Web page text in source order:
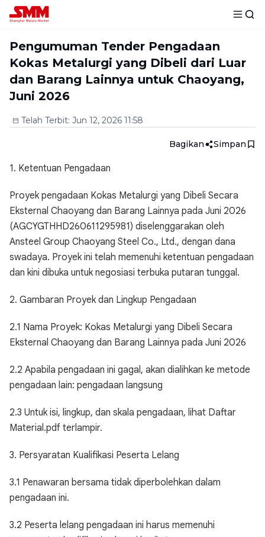
Pengumuman Tender Pengadaan
Kokas Metalurgi yang Dibeli dari Luar
dan Barang Lainnya untuk Chaoyang,
Juni 2026
Telah Terbit: Jun 12, 2026 11:58
Bagikan Simpan
1. Ketentuan Pengadaan
Proyek pengadaan Kokas Metalurgi yang Dibeli Secara
Eksternal Chaoyang dan Barang Lainnya pada Juni 2026
(AGCYGTHHD260611295981) diselenggarakan oleh
Ansteel Group Chaoyang Steel Co., Ltd., dengan dana
swadaya. Proyek ini telah memenuhi ketentuan pengadaan
dan kini dibuka untuk negosiasi terbuka putaran tunggal.
2. Gambaran Proyek dan Lingkup Pengadaan
2.1 Nama Proyek: Kokas Metalurgi yang Dibeli Secara
Eksternal Chaoyang dan Barang Lainnya pada Juni 2026
2.2 Apabila pengadaan ini gagal, akan dialihkan ke metode
pengadaan lain: pengadaan langsung
2.3 Untuk isi, lingkup, dan skala pengadaan, lihat Daftar
Material.pdf terlampir.
3. Persyaratan Kualifikasi Peserta Lelang
3.1 Penawaran bersama tidak diperbolehkan dalam
pengadaan ini.
3.2 Peserta lelang pengadaan ini harus memenuhi